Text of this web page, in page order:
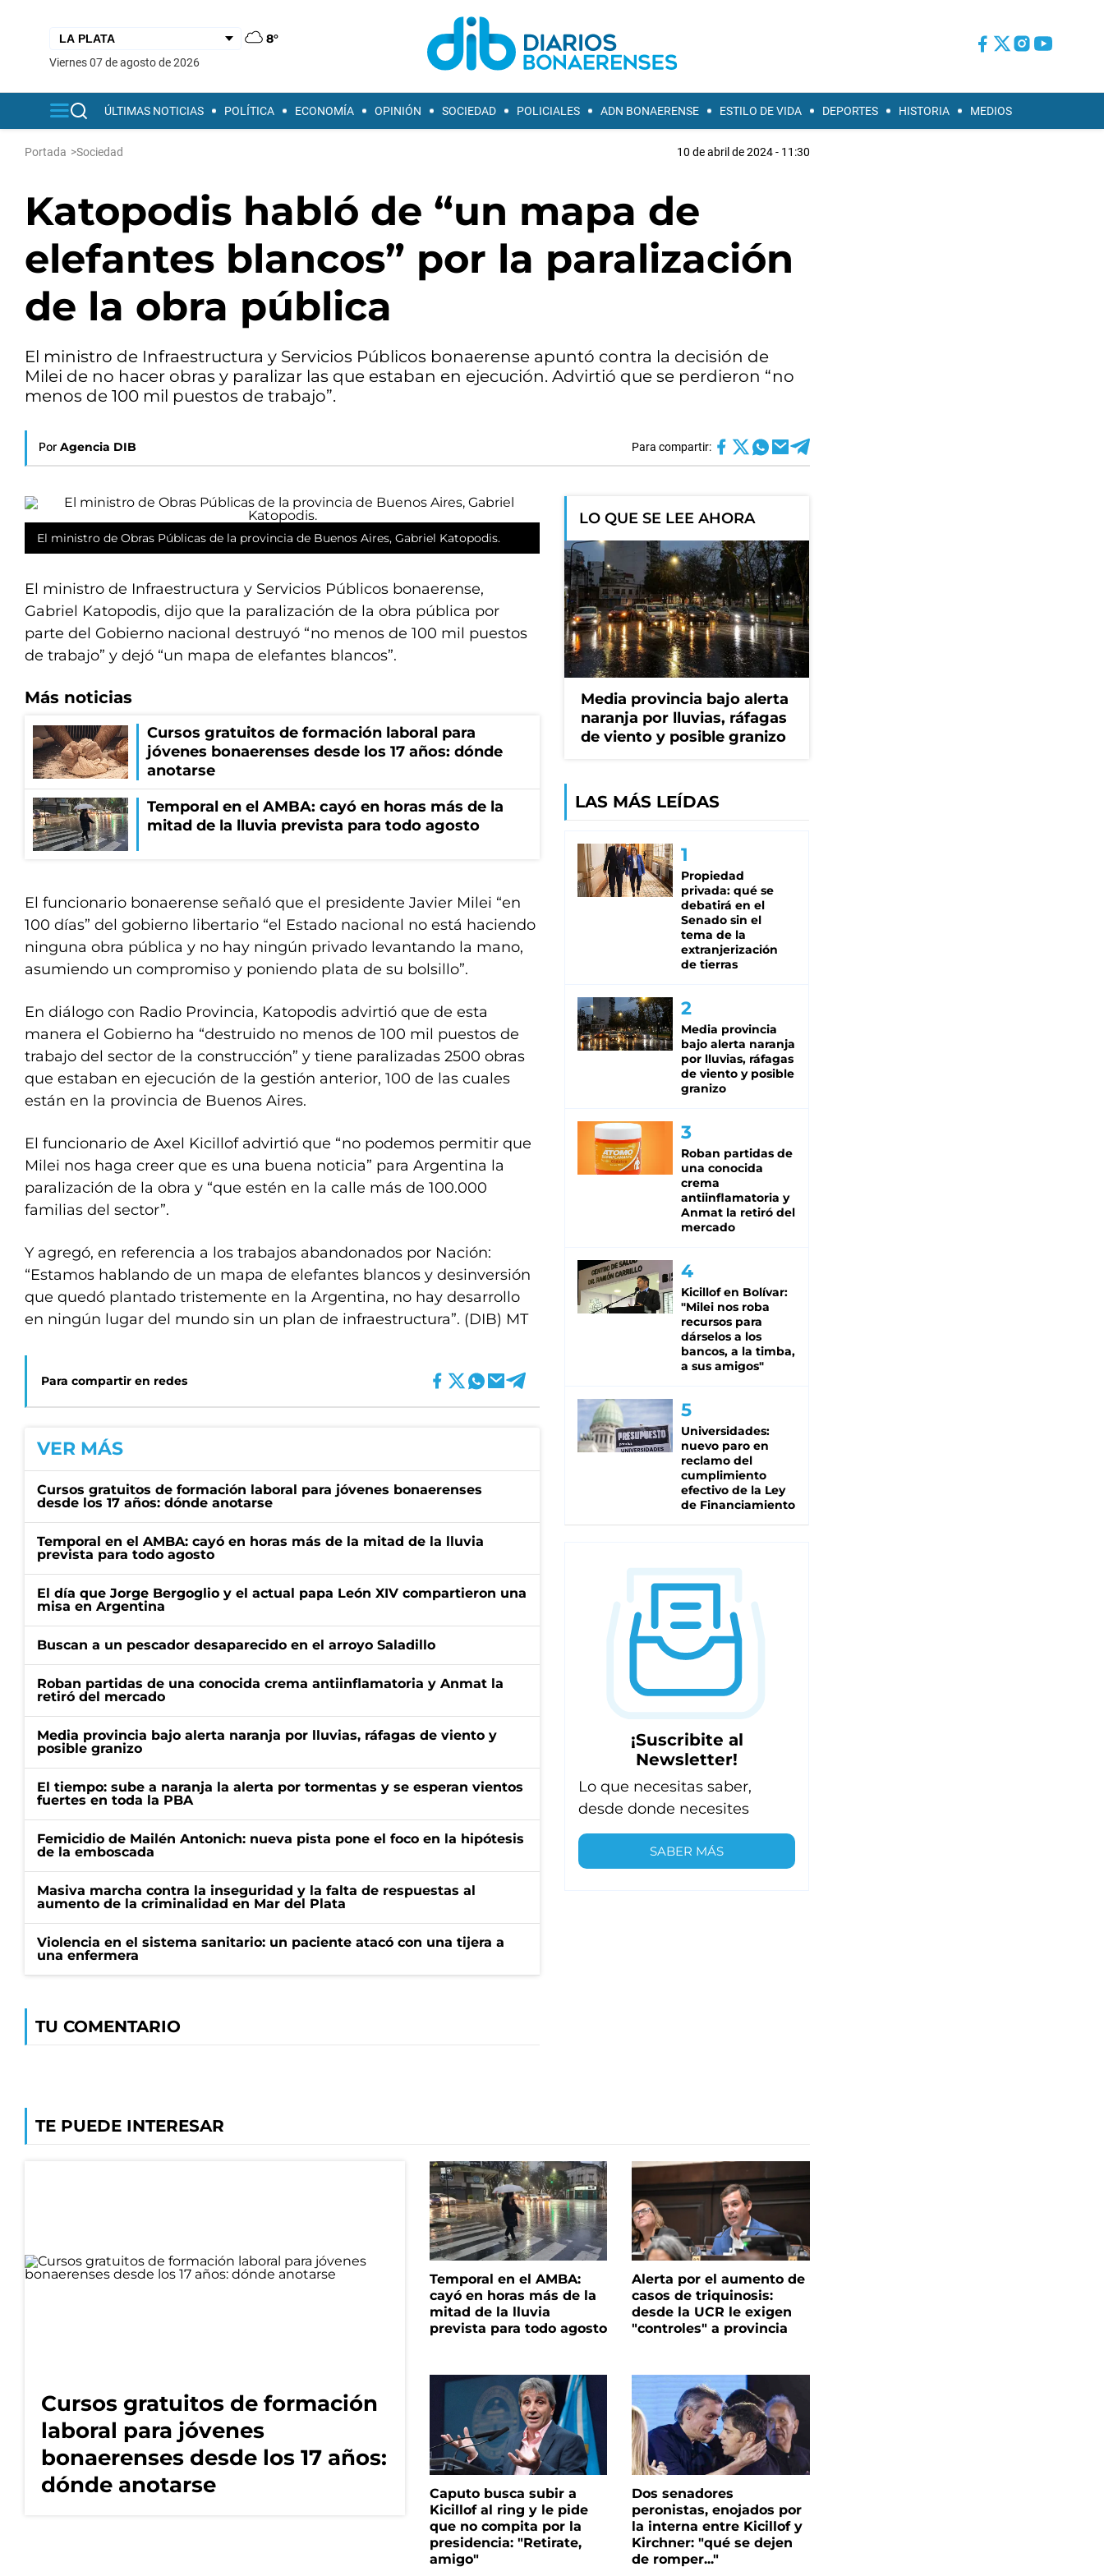
8°
viernes 07 de agosto de 2026
ÚLTIMAS NOTICIAS POLÍTICA ECONOMÍA OPINIÓN SOCIEDAD POLICIALES ADN BONAERENSE ESTILO DE VIDA DEPORTES HISTORIA MEDIOS
Portada >Sociedad 10 de abril de 2024 - 11:30
Katopodis habló de “un mapa de
elefantes blancos” por la paralización
de la obra pública
El ministro de Infraestructura y Servicios Públicos bonaerense apuntó contra la decisión de
Milei de no hacer obras y paralizar las que estaban en ejecución. Advirtió que se perdieron “no
menos de 100 mil puestos de trabajo”.
Por Agencia DIB Para compartir:
El ministro de Obras Públicas de la provincia de Buenos Aires, Gabriel Katopodis.
El ministro de Infraestructura y Servicios Públicos bonaerense,
Gabriel Katopodis, dijo que la paralización de la obra pública por
parte del Gobierno nacional destruyó “no menos de 100 mil puestos
de trabajo” y dejó “un mapa de elefantes blancos”.
Más noticias
Cursos gratuitos de formación laboral para
jóvenes bonaerenses desde los 17 años: dónde
anotarse
Temporal en el AMBA: cayó en horas más de la
mitad de la lluvia prevista para todo agosto
El funcionario bonaerense señaló que el presidente Javier Milei “en
100 días” del gobierno libertario “el Estado nacional no está haciendo
ninguna obra pública y no hay ningún privado levantando la mano,
asumiendo un compromiso y poniendo plata de su bolsillo”.
En diálogo con Radio Provincia, Katopodis advirtió que de esta
manera el Gobierno ha “destruido no menos de 100 mil puestos de
trabajo del sector de la construcción” y tiene paralizadas 2500 obras
que estaban en ejecución de la gestión anterior, 100 de las cuales
están en la provincia de Buenos Aires.
El funcionario de Axel Kicillof advirtió que “no podemos permitir que
Milei nos haga creer que es una buena noticia” para Argentina la
paralización de la obra y “que estén en la calle más de 100.000
familias del sector”.
Y agregó, en referencia a los trabajos abandonados por Nación:
“Estamos hablando de un mapa de elefantes blancos y desinversión
que quedó plantado tristemente en la Argentina, no hay desarrollo
en ningún lugar del mundo sin un plan de infraestructura”. (DIB) MT
Para compartir en redes
VER MÁS
Cursos gratuitos de formación laboral para jóvenes bonaerenses
desde los 17 años: dónde anotarse
Temporal en el AMBA: cayó en horas más de la mitad de la lluvia
prevista para todo agosto
El día que Jorge Bergoglio y el actual papa León XIV compartieron una
misa en Argentina
Buscan a un pescador desaparecido en el arroyo Saladillo
Roban partidas de una conocida crema antiinflamatoria y Anmat la
retiró del mercado
Media provincia bajo alerta naranja por lluvias, ráfagas de viento y
posible granizo
El tiempo: sube a naranja la alerta por tormentas y se esperan vientos
fuertes en toda la PBA
Femicidio de Mailén Antonich: nueva pista pone el foco en la hipótesis
de la emboscada
Masiva marcha contra la inseguridad y la falta de respuestas al
aumento de la criminalidad en Mar del Plata
Violencia en el sistema sanitario: un paciente atacó con una tijera a
una enfermera
TU COMENTARIO
LO QUE SE LEE AHORA
Media provincia bajo alerta
naranja por lluvias, ráfagas
de viento y posible granizo
LAS MÁS LEÍDAS
Propiedad
privada: qué se
debatirá en el
Senado sin el
tema de la
extranjerización
de tierras
Media provincia
bajo alerta naranja
por lluvias, ráfagas
de viento y posible
granizo
Roban partidas de
una conocida
crema
antiinflamatoria y
Anmat la retiró del
mercado
Kicillof en Bolívar:
"Milei nos roba
recursos para
dárselos a los
bancos, a la timba,
a sus amigos"
Universidades:
nuevo paro en
reclamo del
cumplimiento
efectivo de la Ley
de Financiamiento
¡Suscribite al
Newsletter!
Lo que necesitas saber,
desde donde necesites
SABER MÁS
TE PUEDE INTERESAR
Cursos gratuitos de formación
laboral para jóvenes
bonaerenses desde los 17 años:
dónde anotarse
Temporal en el AMBA:
cayó en horas más de la
mitad de la lluvia
prevista para todo agosto
Alerta por el aumento de
casos de triquinosis:
desde la UCR le exigen
"controles" a provincia
Caputo busca subir a
Kicillof al ring y le pide
que no compita por la
presidencia: "Retirate,
amigo"
Dos senadores
peronistas, enojados por
la interna entre Kicillof y
Kirchner: "qué se dejen
de romper..."